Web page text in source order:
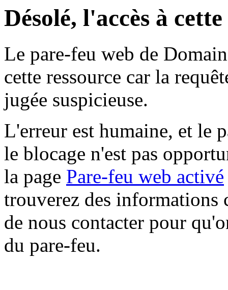
Désolé, l'accès à
Le pare-feu web de
cette ressource car la
jugée suspicieuse.
L'erreur est humaine, et le
le blocage n'est pas
la page Pare-feu web activé
trouverez des informations
de nous contacter pour
du pare-feu.